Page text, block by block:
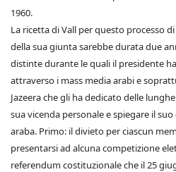
1960.
La ricetta di Vall per questo processo
della sua giunta sarebbe durata due
distinte durante le quali il presidente
attraverso i mass media arabi e
Jazeera che gli ha dedicato delle
sua vicenda personale e spiegare il
araba. Primo: il divieto per ciascun
presentarsi ad alcuna competizione
referendum costituzionale che il 25